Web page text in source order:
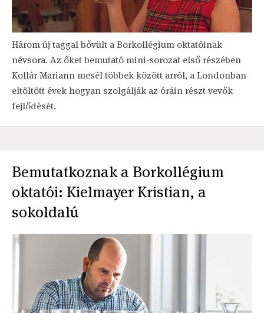
Három új taggal bővült a Borkollégium oktatóinak
névsora. Az őket bemutató mini-sorozat első részében
Kollár Mariann mesél többek között arról, a Londonban
eltöltött évek hogyan szolgálják az óráin részt vevők
fejlődését.
Bemutatkoznak a Borkollégium
oktatói: Kielmayer Kristian, a
sokoldalú